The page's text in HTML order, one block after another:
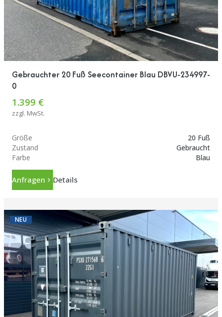
Gebrauchter 20 Fuß Seecontainer Blau DBVU-234997-
0
1.399 €
zzgl. MwSt.
Größe
20 Fuß
Zustand
Gebraucht
Farbe
Blau
Anfragen Details
NEU